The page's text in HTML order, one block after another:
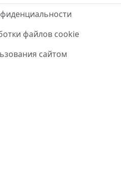
файлов cookie
сайтом